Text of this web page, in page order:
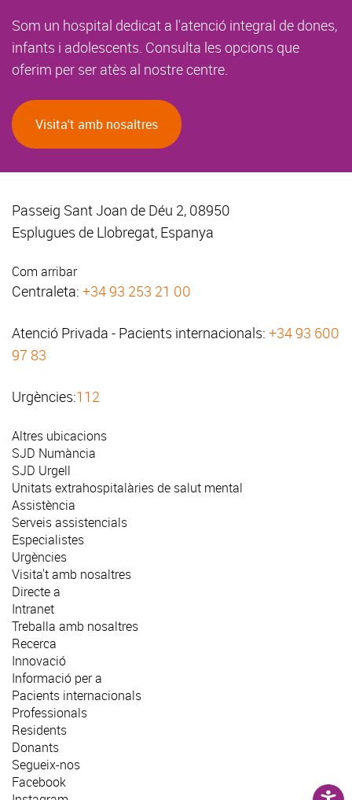
Som un hospital dedicat a l'atenció integral de dones,
infants i adolescents. Consulta les opcions que
oferim per ser atès al nostre centre.
Visita't amb nosaltres
Passeig Sant Joan de Déu 2, 08950
Esplugues de Llobregat, Espanya
Com arribar
Centraleta: +34 93 253 21 00
Atenció Privada - Pacients internacionals: +34 93 600
97 83
Urgències:112
Altres ubicacions
SJD Numància
SJD Urgell
Unitats extrahospitalàries de salut mental
Assistència
Serveis assistencials
Especialistes
Urgències
Visita't amb nosaltres
Directe a
Intranet
Treballa amb nosaltres
Recerca
Innovació
Informació per a
Pacients internacionals
Professionals
Residents
Donants
Segueix-nos
Facebook